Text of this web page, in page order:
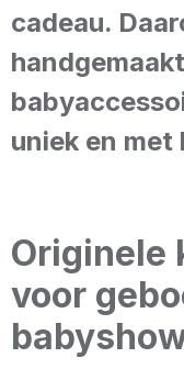
cadeau.
uniek en
Originele
voor